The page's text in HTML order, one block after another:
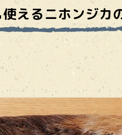
えるニホンジカ